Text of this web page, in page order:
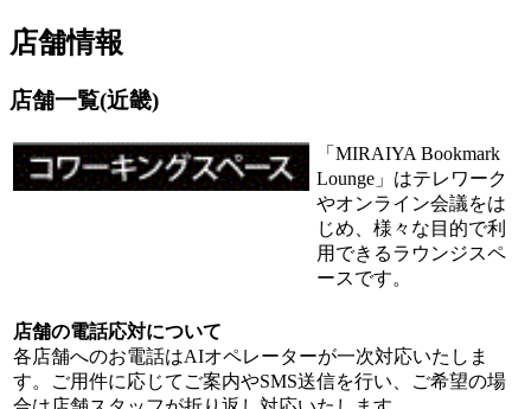
店舗情報
店舗一覧(近畿)
「MIRAIYA Bookmark
Lounge」はテレワーク
やオンライン会議をは
じめ、様々な目的で利
用できるラウンジスペ
ースです。
店舗の電話応対について
各店舗へのお電話はAIオペレーターが一次対応いたしま
す。ご用件に応じてご案内やSMS送信を行い、ご希望の場